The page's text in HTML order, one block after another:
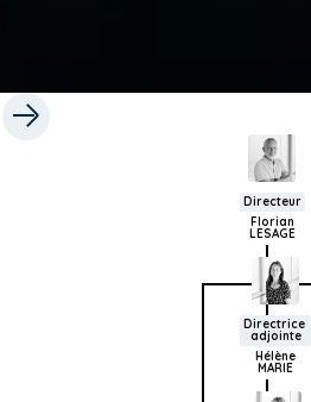
Directeur
Florian
LESAGE
Directrice
adjointe
Hélène
MARIE